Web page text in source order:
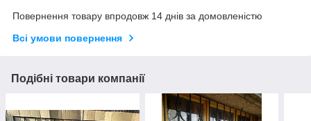
Повернення товару впродовж 14 днів за домовленістю
Всі умови повернення
Подібні товари компанії